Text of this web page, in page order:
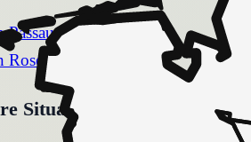
Passau
Rosenheim
Situation gemeinsam